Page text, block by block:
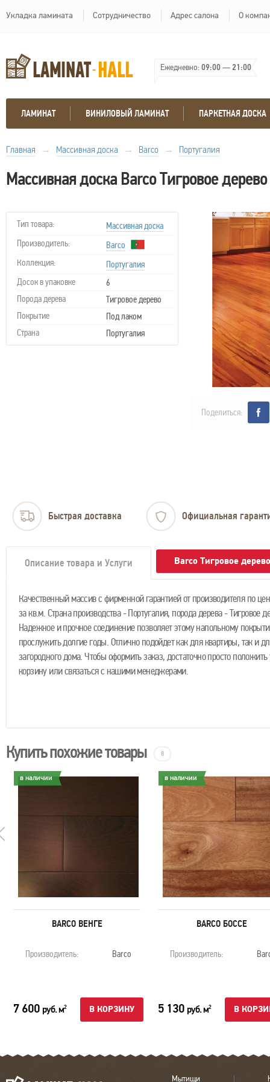
Укладка ламината Сотрудничество Адрес салона О
Ежедневно:09:00—21:00
ЛАМИНАТ ВИНИЛОВЫЙ ЛАМИНАТ ПАРКЕТНАЯ ДОСКА
Главная → Массивная доска → Barco → Португалия
Массивная доска Barco Тигровое дерево
Тип товара:
Массивная доска
Производитель:
Barco
Коллекция:
Португалия
Досок в упаковке
6
Порода дерева
Тигровое дерево
Покрытие
Под лаком
Страна
Португалия
Поделиться:
Быстрая доставка Официальная
Описание товара и Услуги Barco Тигровое
Качественный массив с фирменной гарантией от производителя по
за кв.м. Страна производства - Португалия, порода дерева - Тигровое
Надежное и прочное соединение позволяет этому напольному
прослужить долгие годы. Отлично подойдет как для квартиры, так и
загородного дома. Чтобы оформить заказ, достаточно просто положить
корзину или связаться с нашими менеджерами.
Купить похожие товары 8
в наличии
BARCO ВЕНГЕ
Производитель: Barco
7 600 руб. м2 В КОРЗИНУ
в наличии
BARCO БОССЕ
Производитель:
5 130 руб. м2 В
Мытищи